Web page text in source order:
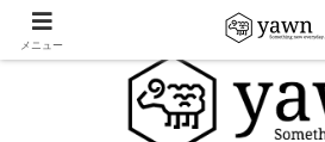
メニュー